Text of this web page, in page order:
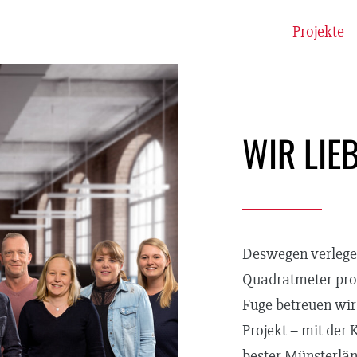
Projekte
WIR
Deswegen
Quadratmeter
Fuge betreuen
Projekt – mit der